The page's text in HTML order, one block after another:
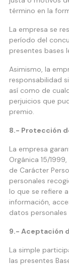
término en la
La empresa se
período del
presentes bases
Asimismo, la
responsabilidad
así como de
perjuicios que
premio.
8.- Protección
La empresa
Orgánica 15/
de Carácter
personales
lo que se refiere
información,
datos
9.- Aceptación
La simple
las presentes